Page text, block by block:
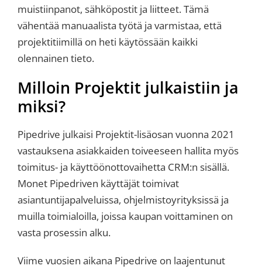
muistiinpanot, sähköpostit ja liitteet. Tämä
vähentää manuaalista työtä ja varmistaa, että
projektitiimillä on heti käytössään kaikki
olennainen tieto.
Milloin Projektit julkaistiin ja
miksi?
Pipedrive julkaisi Projektit-lisäosan vuonna 2021
vastauksena asiakkaiden toiveeseen hallita myös
toimitus- ja käyttöönottovaihetta CRM:n sisällä.
Monet Pipedriven käyttäjät toimivat
asiantuntijapalveluissa, ohjelmistoyrityksissä ja
muilla toimialoilla, joissa kaupan voittaminen on
vasta prosessin alku.
Viime vuosien aikana Pipedrive on laajentunut